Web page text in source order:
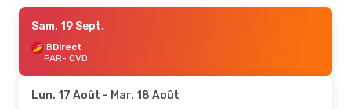
Sam. 19 Sept.
IBDirect
PAR- OVD
Lun. 17 Août - Mar. 18 Août